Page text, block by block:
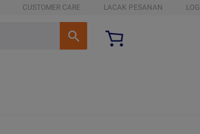
CUSTOMER CARE LACAK PESANAN